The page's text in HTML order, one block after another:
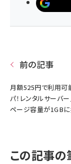
前の記事
月額525円で利用可
パ！レンタルサーバ
ページ容量が1GB
この記事の